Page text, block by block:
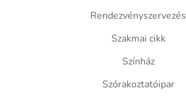
Rendezvényszervezés
Szakmai cikk
Színház
Szórakoztatóipar